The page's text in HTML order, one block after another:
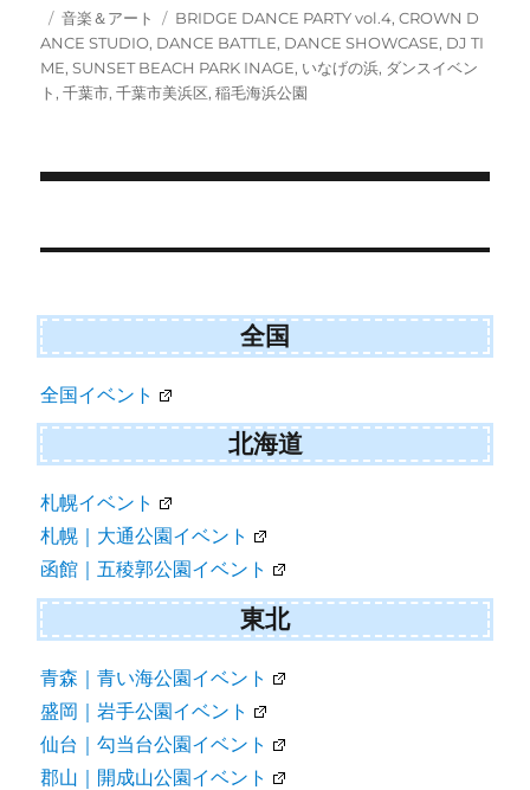
w
i
t
t
e
r
e
b
o
o
k
i
l
投
稿
日:
カ
テ
ゴ
リ
音楽＆アート
タ
グ
BRIDGE DANCE PARTY vol.4,CROWN D
ANCE STUDIO, DANCE BATTLE, DANCE SHOWCASE, DJ TI
ME,SUNSET BEACH PARK INAGE, いなげの浜, ダンスイベン
ト ,千葉市,千葉市美浜区,稲毛海浜公園
稿
ビ
ゲ
ー
シ
ョ
ン
全国
全国イベント
北海道
札幌イベント
札幌｜大通公園イベント
函館｜五稜郭公園イベント
東北
青森｜青い海公園イベント
盛岡｜岩手公園イベント
仙台｜勾当台公園イベント
郡山｜開成山公園イベント